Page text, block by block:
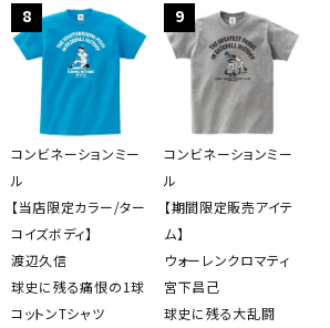
検索する
8
コンビネーションミー
ル
【当店限定カラー/ター
コイズボディ】
渡辺久信
球史に残る痛恨の1球
コットンTシャツ
9
コンビネーションミー
ル
【期間限定販売アイテ
ム】
ウォーレンクロマティ
宮下昌己
球史に残る大乱闘